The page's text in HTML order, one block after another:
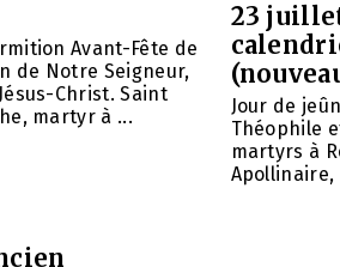
Avant-Fête de
de Notre Seigneur,
Christ. Saint
martyr à ...
23
Jour de
Théophile
martyrs à
Apollinaire,